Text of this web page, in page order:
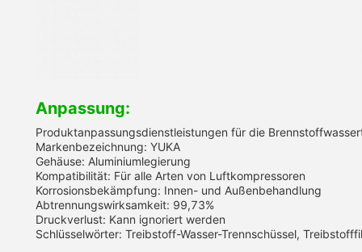
Anpassung:
Produktanpassungsdienstleistungen für die
Markenbezeichnung: YUKA
Gehäuse: Aluminiumlegierung
Kompatibilität: Für alle Arten von Luftkompressoren
Korrosionsbekämpfung: Innen- und Außenbehandlung
Abtrennungswirksamkeit: 99,73%
Druckverlust: Kann ignoriert werden
Schlüsselwörter: Treibstoff-Wasser-Trennschüssel,